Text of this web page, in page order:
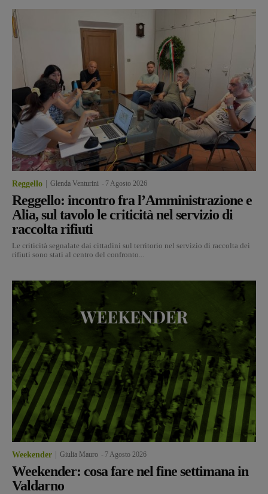
Reggello Glenda Venturini 7 Agosto 2026
Reggello: incontro fra l’Amministrazione e
Alia, sul tavolo le criticità nel servizio di
raccolta rifiuti
Le criticità segnalate dai cittadini sul territorio nel servizio di raccolta dei
rifiuti sono stati al centro del confronto...
Weekender Giulia Mauro 7 Agosto 2026
Weekender: cosa fare nel fine settimana in
Valdarno